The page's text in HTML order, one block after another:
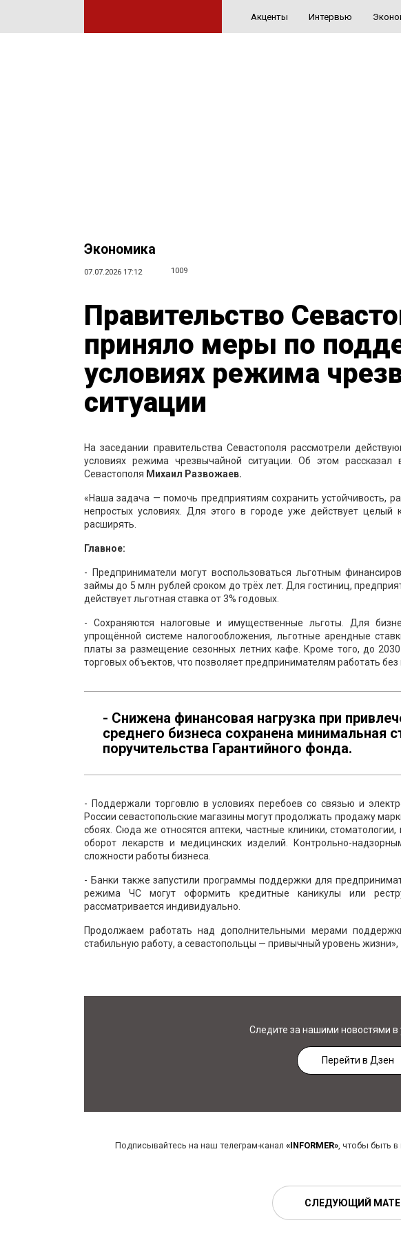
Акценты Интервью
Экономика
07.07.2026 17:12 1009
Правительство
приняло меры по
условиях режима
ситуации
На заседании правительства Севастополя рассмотрели
условиях режима чрезвычайной ситуации. Об этом рассказал
Севастополя Михаил Развожаев.
«Наша задача — помочь предприятиям сохранить устойчивость,
непростых условиях. Для этого в городе уже действует
расширять.
Главное:
- Предприниматели могут воспользоваться льготным
займы до 5 млн рублей сроком до трёх лет. Для гостиниц,
действует льготная ставка от 3% годовых.
- Сохраняются налоговые и имущественные льготы. Для
упрощённой системе налогообложения, льготные арендные
платы за размещение сезонных летних кафе. Кроме того, до
торговых объектов, что позволяет предпринимателям работать
- Снижена финансовая нагрузка при
среднего бизнеса сохранена минимальная
поручительства Гарантийного фонда.
- Поддержали торговлю в условиях перебоев со связью и
России севастопольские магазины могут продолжать продажу
сбоях. Сюда же относятся аптеки, частные клиники,
оборот лекарств и медицинских изделий. Контрольно-
сложности работы бизнеса.
- Банки также запустили программы поддержки для
режима ЧС могут оформить кредитные каникулы или
рассматривается индивидуально.
Продолжаем работать над дополнительными мерами
стабильную работу, а севастопольцы — привычный уровень
Следите за нашими новостями
Перейти в Дзен
Подписывайтесь на наш телеграм-канал «INFORMER», чтобы быть в
СЛЕДУЮЩИЙ